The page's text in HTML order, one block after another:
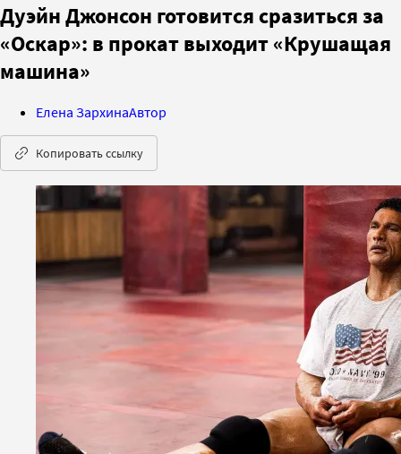
Дуэйн Джонсон готовится сразиться за
«Оскар»: в прокат выходит «Крушащая
машина»
Елена ЗархинаАвтор
Копировать ссылку